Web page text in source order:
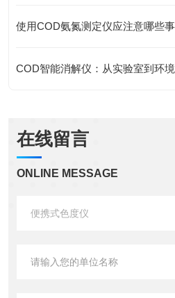
使用COD氨氮测定仪应注意哪些
COD智能消解仪：从实验室到环
在线留言
ONLINE MESSAGE